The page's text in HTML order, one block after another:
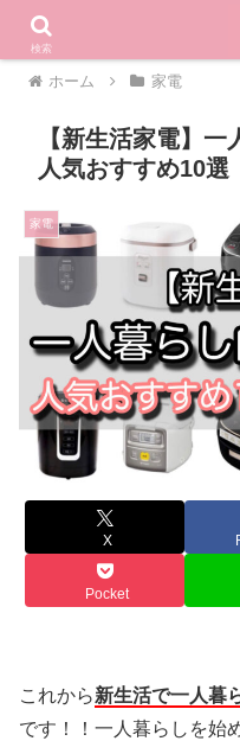
ホーム 家電
【新生活家電】一
人気おすすめ10選
家電
X
Pocket
これから新生活で一人暮
です！！一人暮らしを始
検索